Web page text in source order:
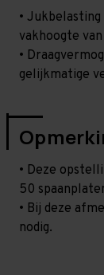
•
vakhoogte
•
gelijkmatige
• Deze
50
• Bij deze
nodig.